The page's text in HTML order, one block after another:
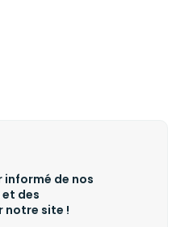
de nos
des
notre site !